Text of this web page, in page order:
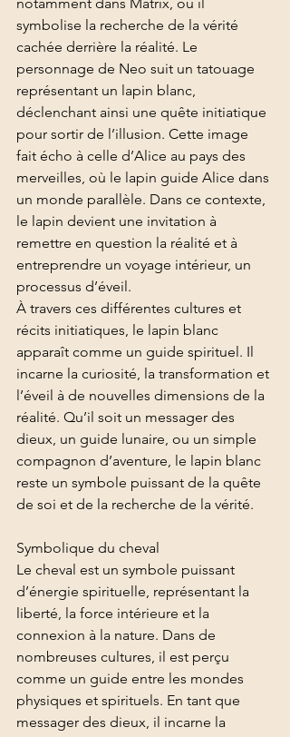
symbolise la recherche de la vérité
cachée derrière la réalité. Le
personnage de Neo suit un tatouage
représentant un lapin blanc,
déclenchant ainsi une quête initiatique
pour sortir de l’illusion. Cette image
fait écho à celle d’Alice au pays des
merveilles, où le lapin guide Alice dans
un monde parallèle. Dans ce contexte,
le lapin devient une invitation à
remettre en question la réalité et à
entreprendre un voyage intérieur, un
processus d’éveil.
À travers ces différentes cultures et
récits initiatiques, le lapin blanc
apparaît comme un guide spirituel. Il
incarne la curiosité, la transformation et
l’éveil à de nouvelles dimensions de la
réalité. Qu’il soit un messager des
dieux, un guide lunaire, ou un simple
compagnon d’aventure, le lapin blanc
reste un symbole puissant de la quête
de soi et de la recherche de la vérité.
Symbolique du cheval
Le cheval est un symbole puissant
d’énergie spirituelle, représentant la
liberté, la force intérieure et la
connexion à la nature. Dans de
nombreuses cultures, il est perçu
comme un guide entre les mondes
physiques et spirituels. En tant que
messager des dieux, il incarne la